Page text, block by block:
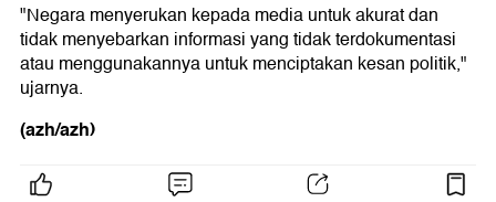
"Negara menyerukan kepada media untuk akurat dan
tidak menyebarkan informasi yang tidak terdokumentasi
atau menggunakannya untuk menciptakan kesan politik,"
ujarnya.
(azh/azh)